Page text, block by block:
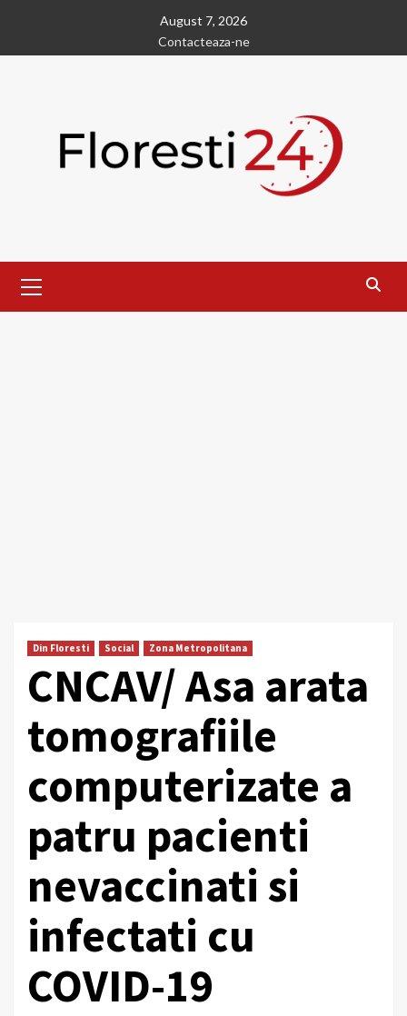
content
August 7, 2026
Contacteaza-ne
Menu
Din Floresti Social Zona Metropolitana
CNCAV/ Asa arata
tomografiile
computerizate a
patru pacienti
nevaccinati si
infectati cu
COVID-19